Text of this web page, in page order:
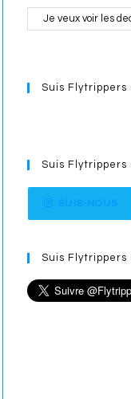
Suis Flytrippers
Suis Flytrippers
Suis Flytrippers